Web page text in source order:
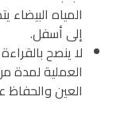
المياه
إلى أسفل.
لا ينصح
العملية لمدة
العين والحفاظ